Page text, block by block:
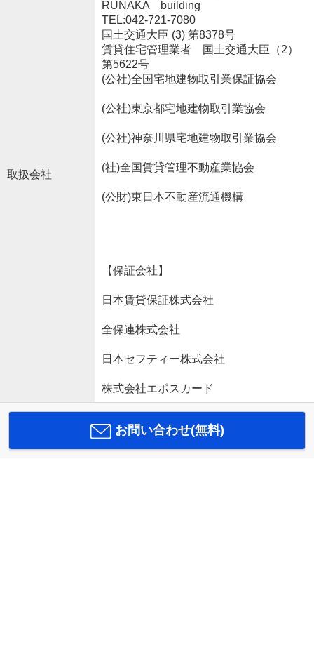
取扱会社
RUNAKA building
TEL:042-721-7080
国土交通大臣 (3) 第8378号
賃貸住宅管理業者 国土交通大臣（2）
第5622号
(公社)全国宅地建物取引業保証協会
(公社)東京都宅地建物取引業協会
(公社)神奈川県宅地建物取引業協会
(社)全国賃貸管理不動産業協会
(公財)東日本不動産流通機構
【保証会社】
日本賃貸保証株式会社
全保連株式会社
日本セフティー株式会社
株式会社エポスカード
お問い合わせ(無料)